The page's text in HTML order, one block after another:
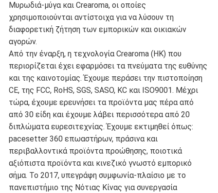
Μυρωδιά-μύγα και Crearoma, οι οποίες
χρησιμοποιούνται αντίστοιχα για να λύσουν τη
διαφορετική ζήτηση των εμπορικών και οικιακών
αγορών.
Από την έναρξη, η τεχνολογία Crearoma (HK) που
περιορίζεται έχει εφαρμόσει τα πνεύματα της ευθύνης
και της καινοτομίας. Έχουμε περάσει την πιστοποίηση
CE, της FCC, RoHS, SGS, SASO, KC και ISO9001. Μέχρι
τώρα, έχουμε ερευνήσει τα προϊόντα μας πέρα από
από 30 είδη και έχουμε λάβει περισσότερα από 20
διπλώματα ευρεσιτεχνίας. Έχουμε εκτιμηθεί όπως:
pacesetter 360 επωαστήρων, πράσινα και
περιβαλλοντικά προϊόντα προώθησης, ποιοτικά
αξιόπιστα προϊόντα και κινεζικό γνωστό εμπορικό
σήμα. Το 2017, υπεγράφη συμφωνία-πλαίσιο με το
πανεπιστήμιο της Νότιας Κίνας για συνεργασία